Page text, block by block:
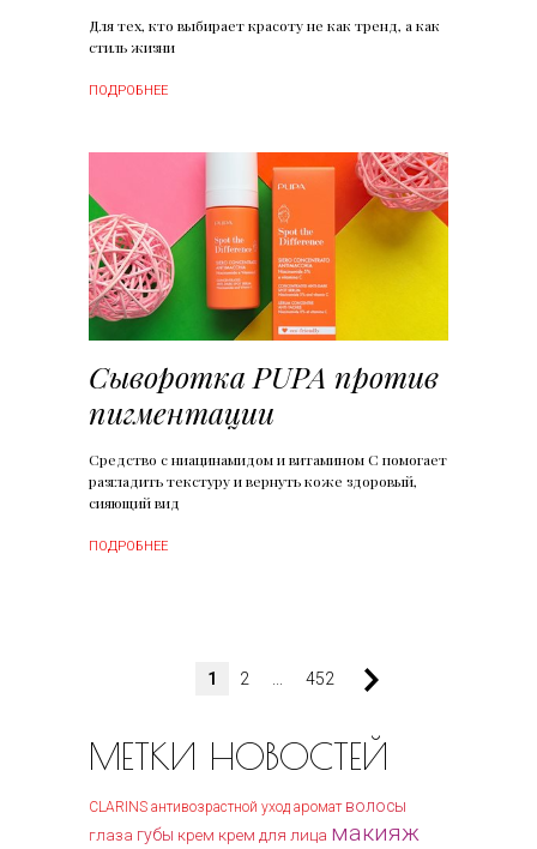
Для тех, кто выбирает красоту не как тренд, а как
стиль жизни
ПОДРОБНЕЕ
Сыворотка PUPA против
пигментации
Средство с ниацинамидом и витамином С помогает
разгладить текстуру и вернуть коже здоровый,
сияющий вид
ПОДРОБНЕЕ
1 2 452
МЕТКИ НОВОСТЕЙ
CLARINS антивозрастной уход аромат волосы
глаза губы крем крем для лица макияж